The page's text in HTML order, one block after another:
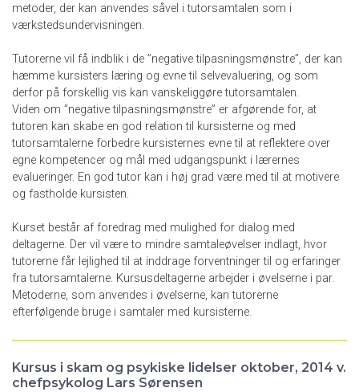
metoder, der kan anvendes såvel i tutorsamtalen som i
værkstedsundervisningen.
Tutorerne vil få indblik i de ”negative tilpasningsmønstre”, der kan
hæmme kursisters læring og evne til selvevaluering, og som
derfor på forskellig vis kan vanskeliggøre tutorsamtalen.
Viden om ”negative tilpasningsmønstre” er afgørende for, at
tutoren kan skabe en god relation til kursisterne og med
tutorsamtalerne forbedre kursisternes evne til at reflektere over
egne kompetencer og mål med udgangspunkt i lærernes
evalueringer. En god tutor kan i høj grad være med til at motivere
og fastholde kursisten.
Kurset består af foredrag med mulighed for dialog med
deltagerne. Der vil være to mindre samtaleøvelser indlagt, hvor
tutorerne får lejlighed til at inddrage forventninger til og erfaringer
fra tutorsamtalerne. Kursusdeltagerne arbejder i øvelserne i par.
Metoderne, som anvendes i øvelserne, kan tutorerne
efterfølgende bruge i samtaler med kursisterne.
Kursus i skam og psykiske lidelser oktober, 2014 v.
chefpsykolog Lars Sørensen